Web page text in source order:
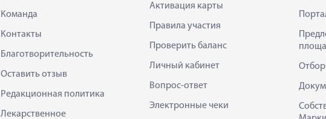
Команда
Контакты
Благотворительность
Оставить отзыв
Редакционная политика
Лекарственное
Активация карты
Правила участия
Проверить баланс
Личный кабинет
Вопрос-ответ
Электронные чеки